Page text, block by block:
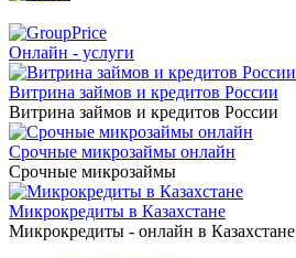
Онлайн - услуги
Витрина займов и кредитов России
Витрина займов и кредитов России
Срочные микрозаймы онлайн
Срочные микрозаймы
Микрокредиты в Казахстане
Микрокредиты - онлайн в Казахстане